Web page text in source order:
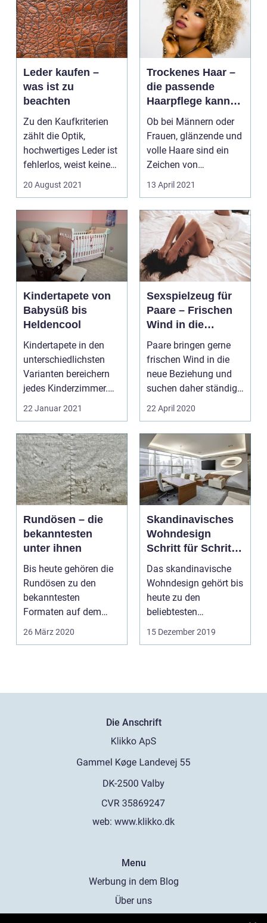
Leder kaufen –
was ist zu
beachten
Zu den Kaufkriterien
zählt die Optik,
hochwertiges Leder ist
fehlerlos, weist keine
20 August 2021
Trockenes Haar –
die passende
Haarpflege kann
helfen
Ob bei Männern oder
Frauen, glänzende und
volle Haare sind ein
Zeichen von
Gesundheit und Pflege.
13 April 2021
Kindertapete von
Babysüß bis
Heldencool
Kindertapete in den
unterschiedlichsten
Varianten bereichern
jedes Kinderzimmer.
22 Januar 2021
Sexspielzeug für
Paare – Frischen
Wind in die
Beziehung bringen
Paare bringen gerne
frischen Wind in die
neue Beziehung und
suchen daher ständig
neue Wege dafür. Se...
22 April 2020
Rundösen – die
bekanntesten
unter ihnen
Bis heute gehören die
Rundösen zu den
bekanntesten
Formaten auf dem
Markt. Sogar im Alltag
26 März 2020
Skandinavisches
Wohndesign
Schritt für Schritt
umsetzen
Das skandinavische
Wohndesign gehört bis
heute zu den
beliebtesten
überhaupt. Allein die
15 Dezember 2019
Die Anschrift
web: www.klikko.dk
Menu
Werbung in dem Blog
Über uns